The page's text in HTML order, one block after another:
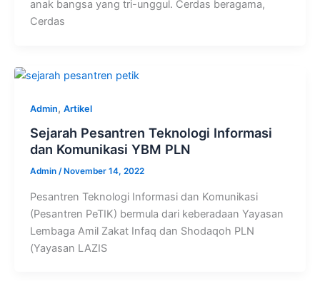
anak bangsa yang tri-unggul. Cerdas beragama,
Cerdas
Admin, Artikel
Sejarah Pesantren Teknologi Informasi
dan Komunikasi YBM PLN
Admin / November 14, 2022
Pesantren Teknologi Informasi dan Komunikasi
(Pesantren PeTIK) bermula dari keberadaan Yayasan
Lembaga Amil Zakat Infaq dan Shodaqoh PLN
(Yayasan LAZIS